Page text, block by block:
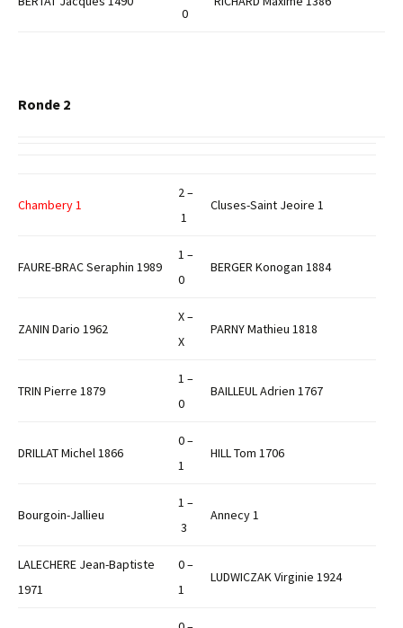
0
Ronde 2
Chambery 1
2 –
1
Cluses-Saint Jeoire 1
FAURE-BRAC Seraphin 1989
1 –
0
BERGER Konogan 1884
ZANIN Dario 1962
X –
X
PARNY Mathieu 1818
TRIN Pierre 1879
1 –
0
BAILLEUL Adrien 1767
DRILLAT Michel 1866
0 –
1
HILL Tom 1706
Bourgoin-Jallieu
1 –
3
Annecy 1
LALECHERE Jean-Baptiste
1971
0 –
1
LUDWICZAK Virginie 1924